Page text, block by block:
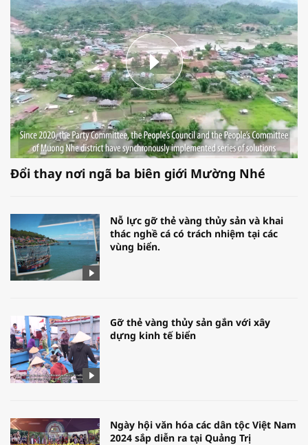
Đổi thay nơi ngã ba biên giới Mường Nhé
Nỗ lực gỡ thẻ vàng thủy sản và khai
thác nghề cá có trách nhiệm tại các
vùng biển.
Gỡ thẻ vàng thủy sản gắn với xây
dựng kinh tế biển
Ngày hội văn hóa các dân tộc Việt Nam
2024 sắp diễn ra tại Quảng Trị